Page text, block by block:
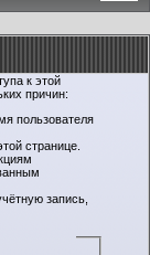
к этой
причин:
пользователя
странице.
запись,